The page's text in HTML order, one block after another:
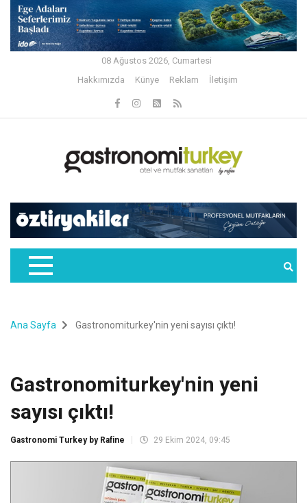
08 Ağustos 2026, Cumartesi
Hakkımızda
Künye Reklam İletişim
Ana Sayfa Gastronomiturkey'nin yeni sayısı çıktı!
Gastronomiturkey'nin yeni
sayısı çıktı!
Gastronomi Turkey by Rafine 29 Ekim 2024, 09:45